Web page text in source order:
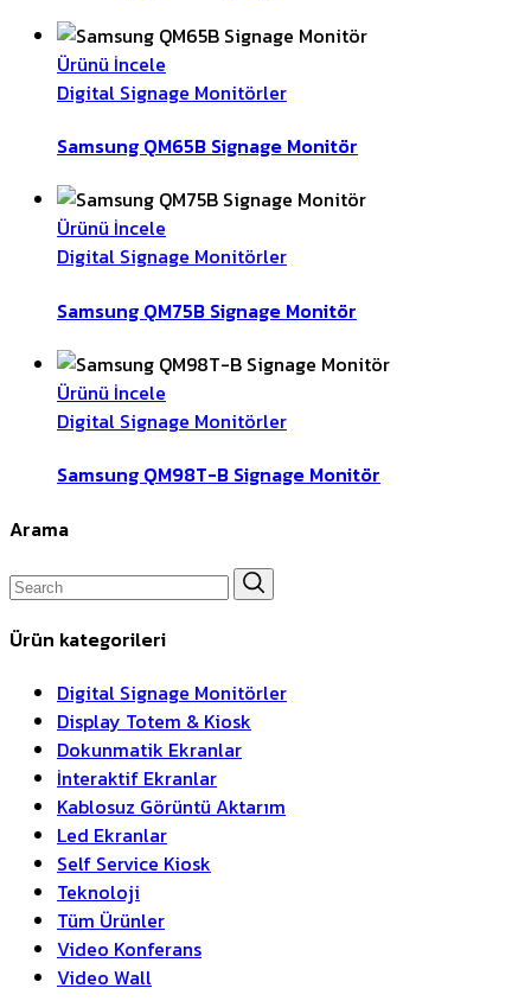
Ürünü İncele
Digital Signage Monitörler
Samsung QM65B Signage Monitör
Ürünü İncele
Digital Signage Monitörler
Samsung QM75B Signage Monitör
Ürünü İncele
Digital Signage Monitörler
Samsung QM98T-B Signage Monitör
Arama
Search
for:
Ürün kategorileri
Digital Signage Monitörler
Display Totem & Kiosk
Dokunmatik Ekranlar
İnteraktif Ekranlar
Kablosuz Görüntü Aktarım
Led Ekranlar
Self Service Kiosk
Teknoloji
Tüm Ürünler
Video Konferans
Video Wall